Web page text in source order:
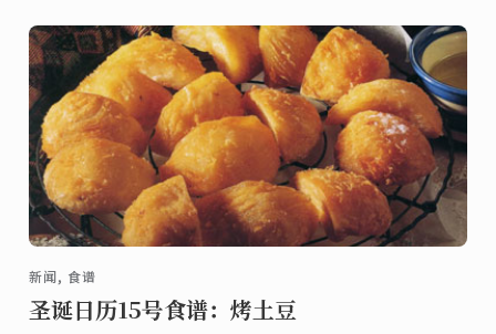
新闻, 食谱
圣诞日历15号食谱：烤土豆